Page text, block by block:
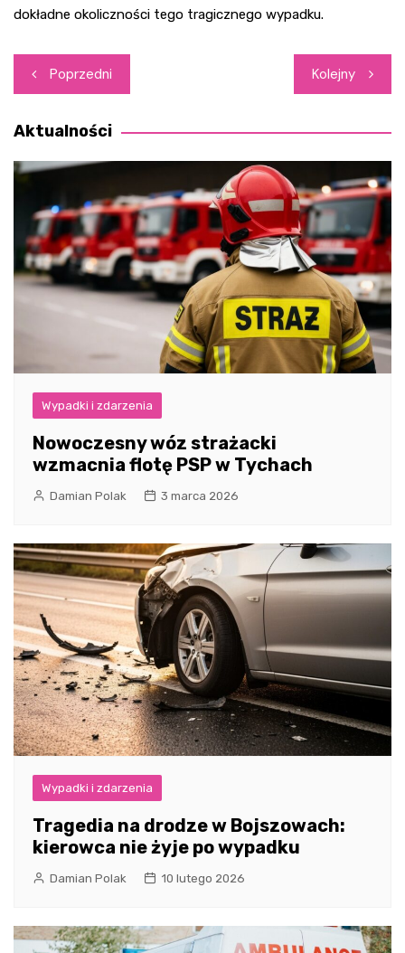
dokładne okoliczności tego tragicznego wypadku.
Nawigacja
wpisu
Poprzedni Kolejny
Aktualności
Wypadki i zdarzenia
Nowoczesny wóz strażacki
wzmacnia flotę PSP w Tychach
Damian Polak 3 marca 2026
Wypadki i zdarzenia
Tragedia na drodze w Bojszowach:
kierowca nie żyje po wypadku
Damian Polak 10 lutego 2026